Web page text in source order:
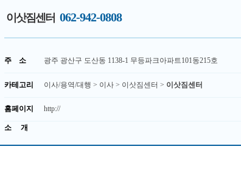
이삿짐센터 062-942-0808
주 소 광주 광산구 도산동 1138-1 무등파크아파트101동215호
카테고리 이사/용역/대행 > 이사 > 이삿짐센터 > 이삿짐센터
홈페이지 http://
소 개